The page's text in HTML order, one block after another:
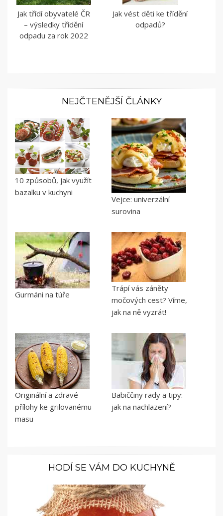
Jak třídí obyvatelé ČR
– výsledky třídění
odpadu za rok 2022
Jak vést děti ke třídění
odpadů?
NEJČTENĚJŠÍ ČLÁNKY
10 způsobů, jak využít
bazalku v kuchyni
Vejce: univerzální
surovina
Gurmáni na túře
Trápí vás záněty
močových cest? Víme,
jak na ně vyzrát!
Originální a zdravé
přílohy ke grilovanému
masu
Babiččiny rady a tipy:
jak na nachlazení?
HODÍ SE VÁM DO KUCHYNĚ